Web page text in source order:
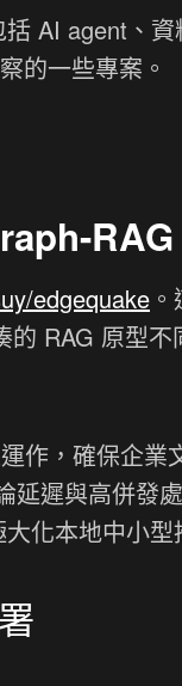
AI agent、
的一些專案。
edgequake
RAG 原型
作，確保企業
遲與高併發
化本地中小型